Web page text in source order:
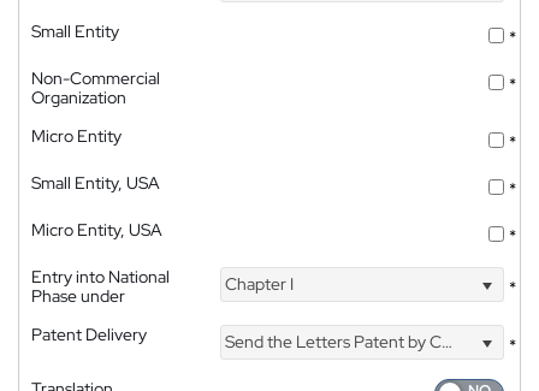
Small Entity
*
Non-Commercial
Organization
*
Micro Entity
*
Small Entity, USA
*
Micro Entity, USA
*
Entry into National
Phase under
Chapter I *
Patent Delivery Send the Letters Patent by Courier
*